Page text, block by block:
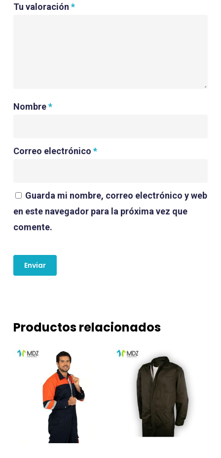
Tu valoración *
Nombre*
Correo electrónico *
Guarda mi nombre, correo electrónico y web
en este navegador para la próxima vez que
comente.
Productos relacionados